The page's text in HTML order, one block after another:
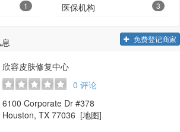
1 医保机构 3
免费登记商家
欣容皮肤修复中心
0 评论
6100 Corporate Dr #378
Houston, TX 77036 [地图]